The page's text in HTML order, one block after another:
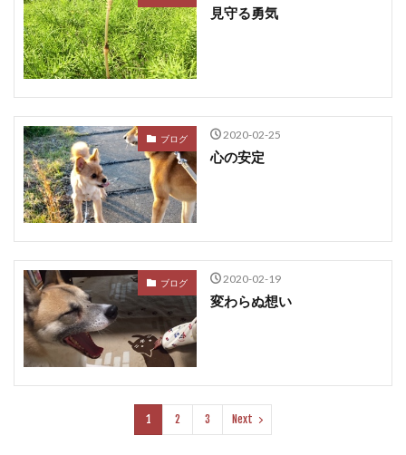
見守る勇気
ブログ 2020-02-25
心の安定
ブログ 2020-02-19
変わらぬ想い
1 2 3 Next